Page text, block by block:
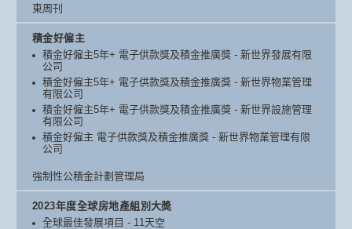
東周刊
積金好僱主
積金好僱主5年+ 電子供款獎及積金推廣獎 - 新世界發展有限
公司
積金好僱主5年+ 電子供款獎及積金推廣獎 - 新世界物業管理
有限公司
積金好僱主5年+ 電子供款獎及積金推廣獎 - 新世界設施管理
有限公司
積金好僱主 電子供款獎及積金推廣獎 - 新世界物業管理有限
公司
強制性公積金計劃管理局
2023年度全球房地產組別大奬
全球最佳發展項目 - 11天空